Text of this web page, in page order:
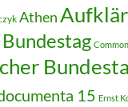
Athen
Bundestag
15 Ernst